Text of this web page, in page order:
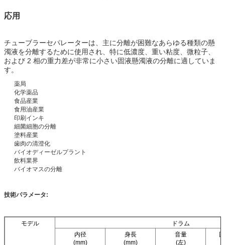
応用
チューブラーセパレーターは、主に分離が困難なあらゆる種類の懸
濁液を分離するために使用され、特に低濃度、重い粘度、微粒子、
および 2 相の重力差が非常に小さい固液懸濁液の分離に適していま
す。
薬局
化学薬品
食品産業
食用油産業
印刷インキ
細菌細胞の分離
塗料産業
歯肉の清澄化
バイオディーゼルプラント
飲料業界
バイオマスの分離
技術パラメータ:
モデル
ドラム
内径
(mm)
身長
(mm)
音量
(左)